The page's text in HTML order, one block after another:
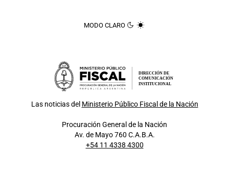
MODO CLARO
DIRECCIÓN DE
COMUNICACIÓN
INSTITUCIONAL
Las noticias del Ministerio Público Fiscal de la Nación
Procuración General de la Nación
Av. de Mayo 760 C.A.B.A.
+54 11 4338 4300